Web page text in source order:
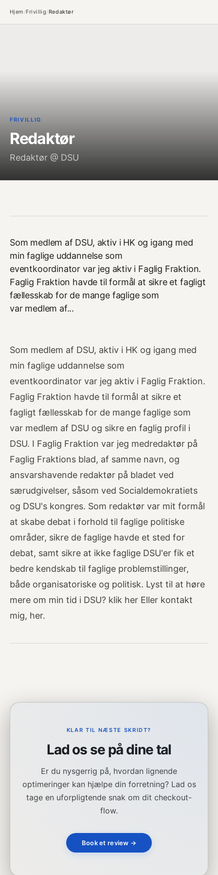
Hjem /Frivillig/ Redaktør
FRIVILLIG
Redaktør
Redaktør @ DSU
Som medlem af DSU, aktiv i HK og igang med
min faglige uddannelse som
eventkoordinator var jeg aktiv i Faglig Fraktion.
Faglig Fraktion havde til formål at sikre et fagligt
fællesskab for de mange faglige som
var medlem af...
Som medlem af DSU, aktiv i HK og igang med
min faglige uddannelse som
eventkoordinator var jeg aktiv i Faglig Fraktion.
Faglig Fraktion havde til formål at sikre et
fagligt fællesskab for de mange faglige som
var medlem af DSU og sikre en faglig profil i
DSU. I Faglig Fraktion var jeg medredaktør på
Faglig Fraktions blad, af samme navn, og
ansvarshavende redaktør på bladet ved
særudgivelser, såsom ved Socialdemokratiets
og DSU's kongres. Som redaktør var mit formål
at skabe debat i forhold til faglige politiske
områder, sikre de faglige havde et sted for
debat, samt sikre at ikke faglige DSU'er fik et
bedre kendskab til faglige problemstillinger,
både organisatoriske og politisk. Lyst til at høre
mere om min tid i DSU? klik her Eller kontakt
mig, her.
KLAR TIL NÆSTE SKRIDT?
Lad os se på dine tal
Er du nysgerrig på, hvordan lignende
optimeringer kan hjælpe din forretning? Lad os
tage en uforpligtende snak om dit checkout-
flow.
Book et review →